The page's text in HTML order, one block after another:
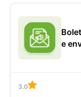
e
3.0